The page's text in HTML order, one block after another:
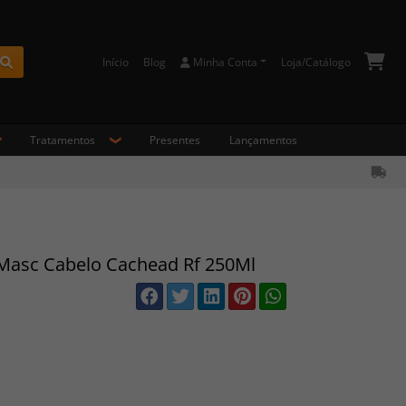
Início Blog Minha Conta Loja/Catálogo
Tratamentos Presentes Lançamentos
Cabelo Cachead Rf 250Ml